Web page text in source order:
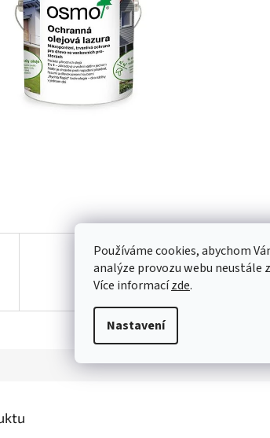
Používáme cookies, abychom
analýze provozu webu neustále
Více informacízde.
Nastavení